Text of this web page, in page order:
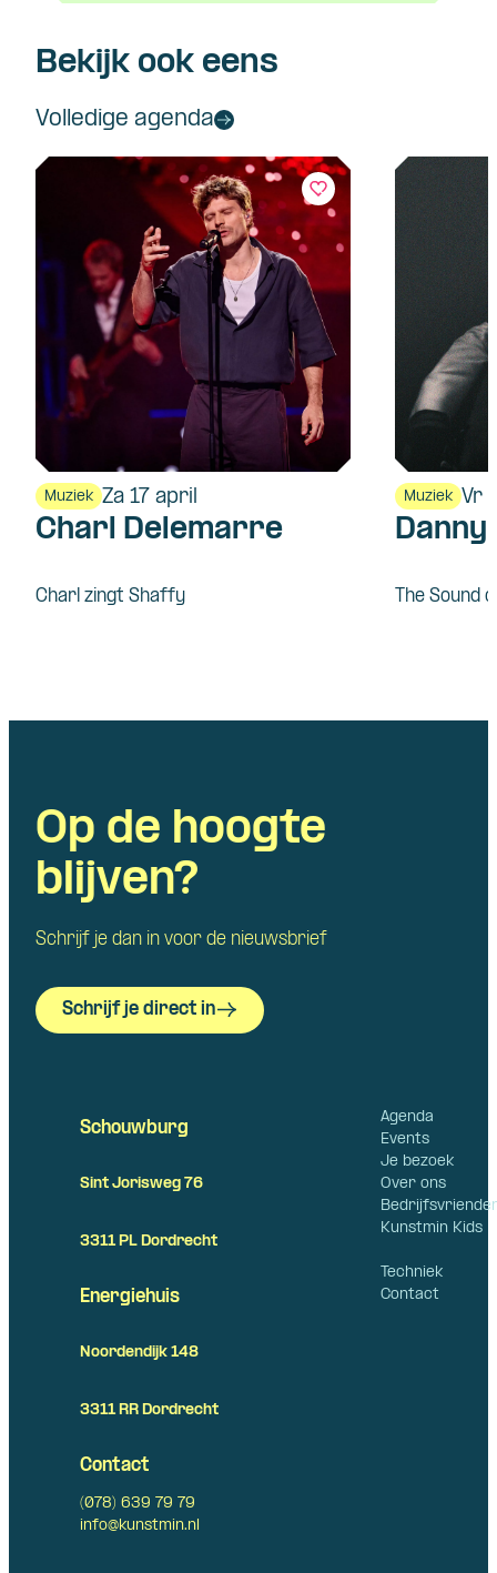
Bekijk ook eens
Volledige agenda
Muziek Za 17 april
Charl Delemarre
Charl zingt Shaffy
Muziek Vr
Danny
The Sound
Op de hoogte
blijven?
Schrijf je dan in voor de nieuwsbrief
Schrijf je direct in
Agenda
Events
Je bezoek
Over ons
Kunstmin Kids
Techniek
Contact
Schouwburg
Sint Jorisweg 76
3311 PL Dordrecht
Energiehuis
Noordendijk 148
3311 RR Dordrecht
Contact
(078) 639 79 79
info@kunstmin.nl